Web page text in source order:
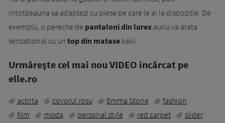
intotdeauna sa adaptezi cu piese pe care le ai la dispozitie. De
exemplu, o pereche de pantaloni din lurex auriu va arata
senzational cu un top din matase kaki!
Urmăreşte cel mai nou VIDEO incărcat pe
elle.ro
actrita covorul rosu Emma Stone
fashion
film
moda personal style red carpet
slider